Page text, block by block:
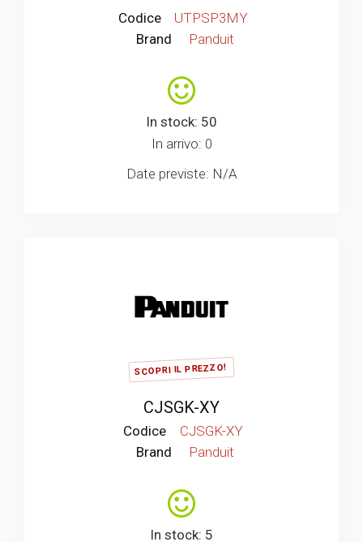
Codice
UTPSP3MY
Brand
Panduit
In stock: 50
In arrivo: 0
Date previste: N/A
SCOPRI IL PREZZO!
CJSGK-XY
Codice
CJSGK-XY
Brand
Panduit
In stock: 5